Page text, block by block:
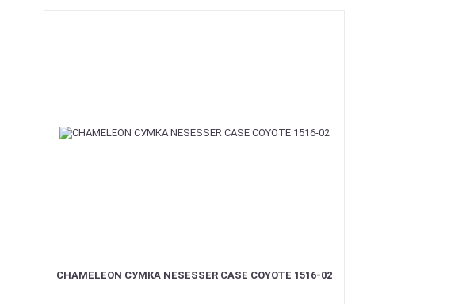
CHAMELEON СУМКА NESESSER CASE COYOTE 1516-02